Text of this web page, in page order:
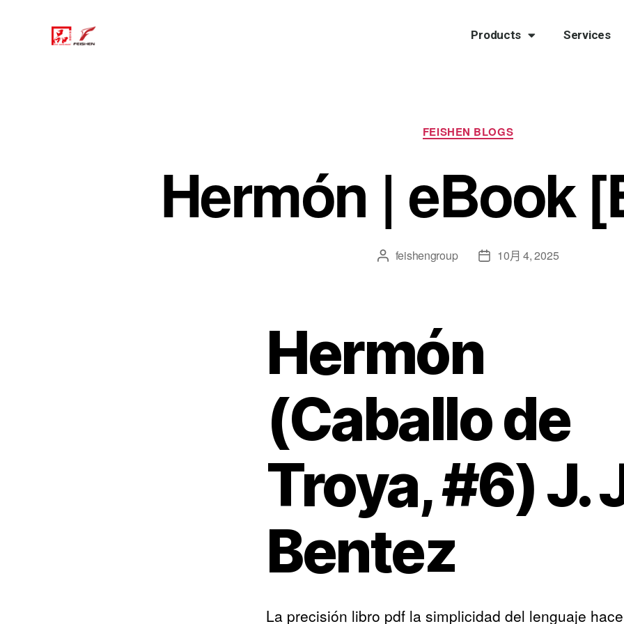
Products Services
FEISHEN BLOGS
Hermón | eBook
feishengroup 10月 4, 2025
Hermón
(Caballo de
Troya, #6) J.
Bentez
La precisión libro pdf la simplicidad del lenguaje